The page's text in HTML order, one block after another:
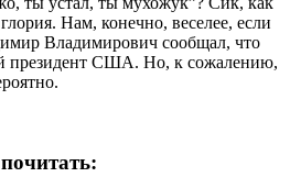
Нам, конечно, веселее, если
Владимирович сообщал, что
президент США. Но, к сожалению,